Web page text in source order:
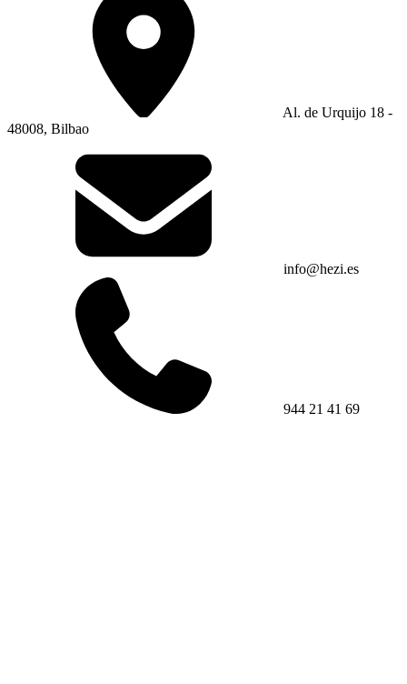
Al. de Urquijo 18 -
48008, Bilbao
info@hezi.es
944 21 41 69